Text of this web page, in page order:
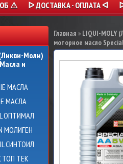
⚠
ᐅ ДОСТАВКА - ОПЛАТА ᐊ
Моли)
и
МАСЛА
МАСЛА
ОПТИМАЛ
МОЛИГЕН
СИНТОИЛ
ТОП ТЕК
Главная » LIQUI-MOLY
моторное масло